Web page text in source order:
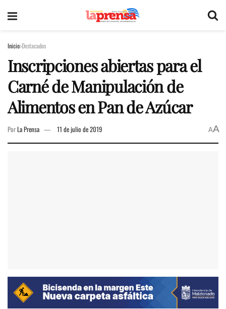
Inicio Destacados
Inscripciones abiertas para el
Carné de Manipulación de
Alimentos en Pan de Azúcar
PorLa Prensa 11 de julio de 2019 AA